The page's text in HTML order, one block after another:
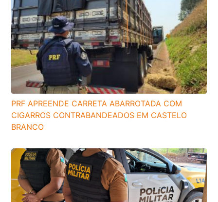
PRF APREENDE CARRETA ABARROTADA COM
CIGARROS CONTRABANDEADOS EM CASTELO
BRANCO